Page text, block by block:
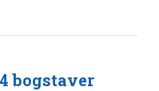
bogstaver